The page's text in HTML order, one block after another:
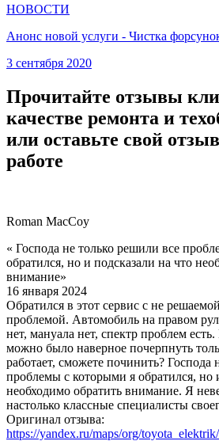
НОВОСТИ
Анонс новой услуги - Чистка
3 сентября 2020
Прочитайте отзывы
качестве ремонта и
или оставьте свой
работе
Roman MacCoy
« Господа не только решили все
обратился, но и подсказали на что
внимание»
16 января 2024
Обратился в этот сервис с не
проблемой. Автомобиль на правом
нет, мануала нет, спектр проблем
можно было наверное почерпнуть
работает, сможете починить? Господа
проблемы с которыми я обратился, но
необходимо обратить внимание. Я
настолько классные специалисты
Оригинал отзыва:
https://yandex.ru/maps/org/